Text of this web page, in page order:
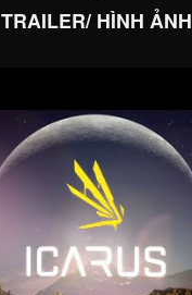
TRAILER/ HÌNH ẢNH